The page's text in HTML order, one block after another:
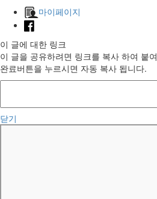
마이페이지
이 글에 대한 링크
이 글을 공유하려면 링크를 복사 하여 붙
완료버튼을 누르시면 자동 복사 됩니다.
닫기